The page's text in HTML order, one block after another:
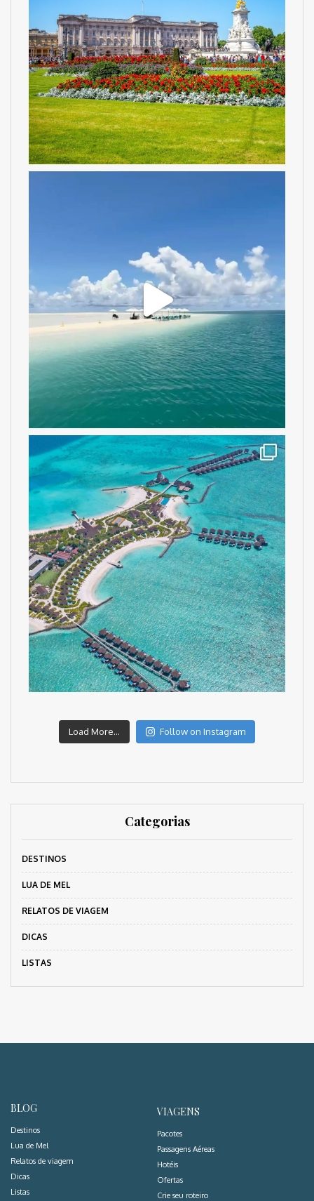
Load More... Follow on Instagram
Categorias
DESTINOS
LUA DE MEL
RELATOS DE VIAGEM
DICAS
LISTAS
BLOG
Destinos
Lua de Mel
Relatos de viagem
Dicas
Listas
VIAGENS
Pacotes
Passagens Aéreas
Hotéis
Ofertas
Crie seu roteiro